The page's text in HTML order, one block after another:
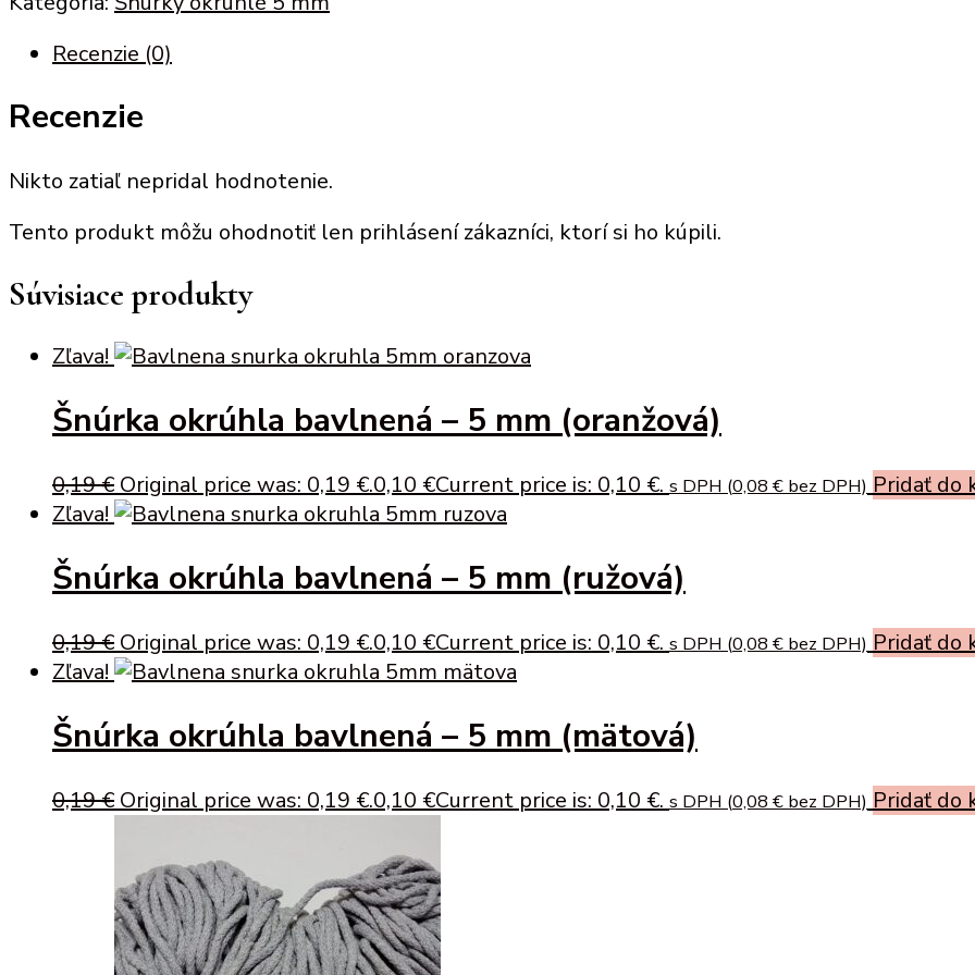
Recenzie (0)
Recenzie
Nikto zatiaľ nepridal hodnotenie.
Tento produkt môžu ohodnotiť len prihlásení zákazníci, ktorí si ho kúpili.
Súvisiace produkty
Zľava!
Šnúrka okrúhla bavlnená – 5 mm (oranžová)
0,19€ Original price was: 0,19 €.0,10 €Current price is: 0,10 €. s DPH (0,08 € bez DPH) Pridať do
Zľava!
Šnúrka okrúhla bavlnená – 5 mm (ružová)
0,19€ Original price was: 0,19 €.0,10 €Current price is: 0,10 €. s DPH (0,08 € bez DPH) Pridať do
Zľava!
Šnúrka okrúhla bavlnená – 5 mm (mätová)
0,19€ Original price was: 0,19 €.0,10 €Current price is: 0,10 €. s DPH (0,08 € bez DPH) Pridať do